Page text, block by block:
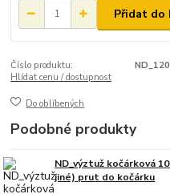
Přidat do
Číslo produktu:
Hlídat cenu / dostupnost
Do oblíbených
Podobné produkty
ND_výztuž kočárková
jiné) prut do kočárku